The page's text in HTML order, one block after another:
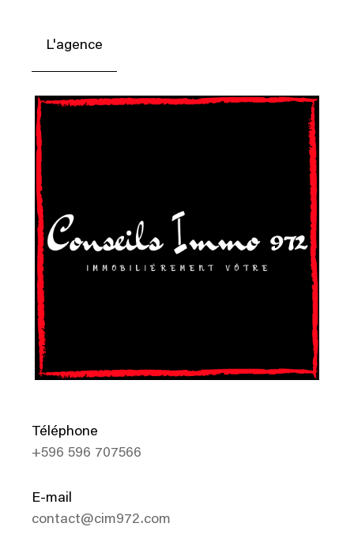
L'agence
Téléphone
+596 596 707566
E-mail
contact@cim972.com